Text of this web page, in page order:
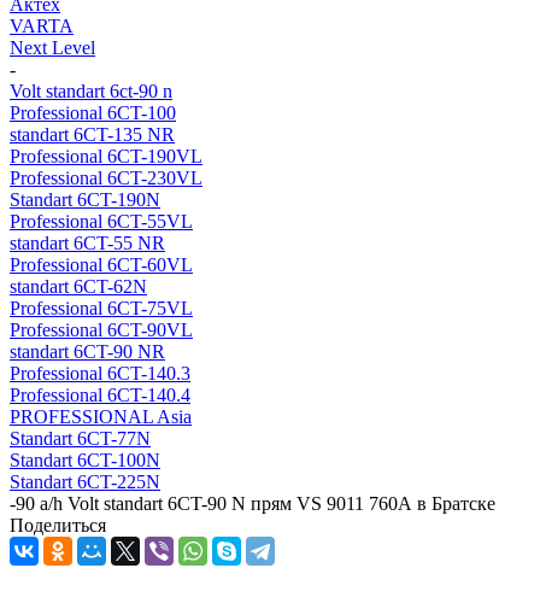
Актех
VARTA
Next Level
-
Volt standart 6ct-90 n
Professional 6CT-100
standart 6CT-135 NR
Professional 6CT-190VL
Professional 6CT-230VL
Standart 6CT-190N
Professional 6CT-55VL
standart 6CT-55 NR
Professional 6CT-60VL
standart 6CT-62N
Professional 6CT-75VL
Professional 6CT-90VL
standart 6CT-90 NR
Professional 6CT-140.3
Professional 6CT-140.4
PROFESSIONAL Asia
Standart 6CT-77N
Standart 6CT-100N
Standart 6CT-225N
-90 a/h Volt standart 6CT-90 N прям VS 9011 760А в Братске
Поделиться